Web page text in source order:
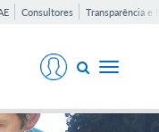
Consultores Transparência e
Toggle